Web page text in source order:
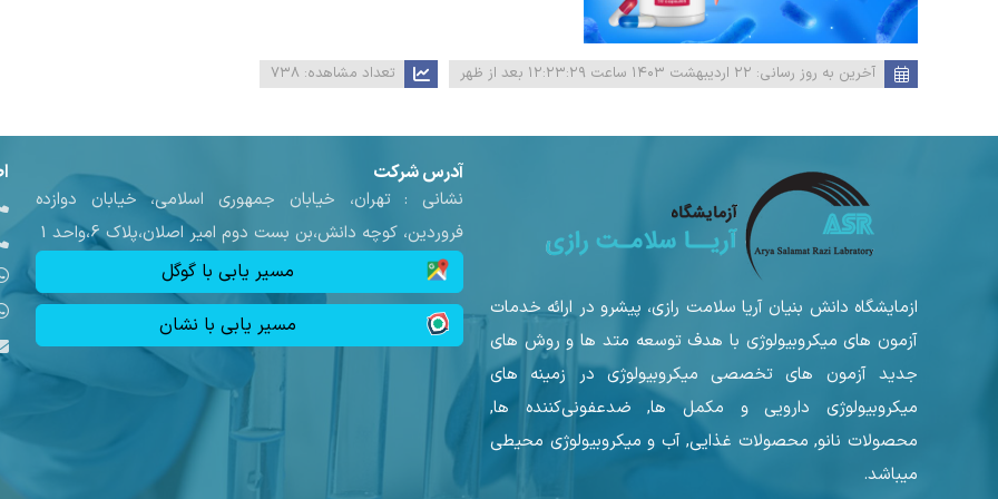
آخرین به روز رسانی: ۲۲ اردیبهشت ۱۴۰۳ ساعت ۱۲:۲۳:۲۹ بعد از ظهر تعداد مشاهده: ۷۳۸
ازمایشگاه دانش بنیان آریا سلامت رازی، پیشرو در ارائه خدمات
آزمون های میکروبیولوژی با هدف توسعه متد ها و روش های
جدید آزمون های تخصصی میکروبیولوژی در زمینه های
میکروبیولوژی دارویی و مکمل ها, ضدعفونی‌کننده ها,
محصولات نانو, محصولات غذایی, آب و میکروبیولوژی محیطی
میباشد.
آدرس شرکت
نشانی : تهران، خیابان جمهوری اسلامی، خیابان دوازده
فروردین، کوچه دانش،بن بست دوم امیر اصلان،پلاک 6،واحد 1
مسیر یابی با گوگل
مسیر یابی با نشان